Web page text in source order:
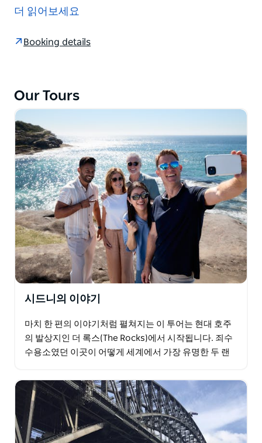
미진진한 이야기, 상징적인 랜드마크, 그리고 세계적인 수
다운 황금 시간대 스카이라인을 감상하기에 완벽한 시간
에 맞춰 운행됩니다.
투어 내내, 한때 죄수 식민지였던 시드니가 세계에서 가장
활기 넘치고 살기 좋은 도시로 변모하게 된 과정을 보여주
는 매혹적인 인물, 장소, 그리고 사건들을 만나보세요.
투어 구성:
• 시드니의 가장 상징적인 지역과 숨겨진 명소에 얽힌 이
야기를 발견하세요.
• 아시아의 풍미와 호주 골드러시의 역사가 어우러진 맛
있는 현지 간식을 즐겨보세요.
• 호주의 국가 정체성을 형성한 세 가지 핵심 요소를 살펴
보세요.
• 8만 년 이상 이 땅을 보살펴 온 원주민들의 이야기를 통
해 세계에서 가장 오래된 살아있는 문화를 깊이 이해해 보
세요.
• 유럽인들의 정착이 현대 호주를 형성하는 데 어떤 영향
활기 넘치는 다문화 도시 시드니를 만들어냈는지 알아보
세요.
이 몰입형 체험은 시드니를 완벽하게 소개하는 여정으로,
역사, 문화, 음식, 그리고 아름다운 항구 경관이 한데 어우
더 읽어보세요
Booking details
Our Tours
시드니의 이야기
마치 한 편의 이야기처럼 펼쳐지는 이 투어는 현대 호주
의 발상지인 더 록스(The Rocks)에서 시작됩니다. 죄수
수용소였던 이곳이 어떻게 세계에서 가장 유명한 두 랜